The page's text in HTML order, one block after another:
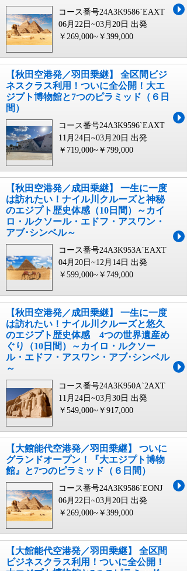
コース番号24A3K9586`EAXT
06月22日~03月20日 出発
￥269,000~￥399,000
【秋田空港発／羽田乗継】 全区間ビジ
ネスクラス利用！ついに全公開！大エ
ジプト博物館と7つのピラミッド（６日
間）
コース番号24A3K9596`EAXT
11月24日~03月20日 出発
￥719,000~￥799,000
【秋田空港発／成田乗継】 一生に一度
は訪れたい！ナイル川クルーズと神秘
のエジプト歴史体感（10日間）～カイ
ロ・ルクソール・エドフ・アスワン・
アブ･シンベル～
コース番号24A3K953A`EAXT
04月20日~12月14日 出発
￥599,000~￥749,000
【秋田空港発／成田乗継】 一生に一度
は訪れたい！ナイル川クルーズと悠久
のエジプト歴史体感 4つの世界遺産め
ぐり（10日間）～カイロ・ルクソー
ル・エドフ・アスワン・アブ･シンベル
～
コース番号24A3K950A`2AXT
11月24日~03月30日 出発
￥549,000~￥917,000
【大館能代空港発／羽田乗継】 ついに
グランドオープン！『大エジプト博物
館』と7つのピラミッド（６日間）
コース番号24A3K9586`EONJ
06月22日~03月20日 出発
￥269,000~￥399,000
【大館能代空港発／羽田乗継】 全区間
ビジネスクラス利用！ついに全公開！